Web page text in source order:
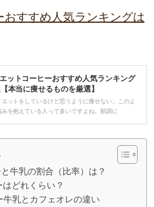
おすすめ人気ランキングは
ットコーヒーおすすめ人気ランキング
本当に痩せるものを厳選】
エットをしているけど思うように痩せない」このよ
みを抱えている人って多いですよね。順調に
牛乳の割合（比率）は？
どれくらい？
牛乳とカフェオレの違い